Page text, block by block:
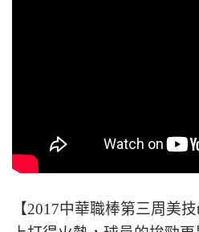
【2017中華職棒第三周美